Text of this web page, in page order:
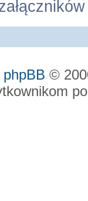
phpBB ©